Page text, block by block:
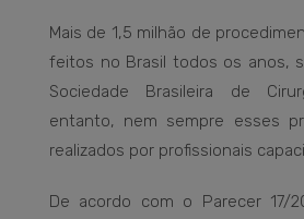
Mais de 1,5 milhão de
feitos no Brasil todos os anos,
Sociedade Brasileira de
entanto, nem sempre esses
realizados por profissionais
De acordo com o Parecer 17/